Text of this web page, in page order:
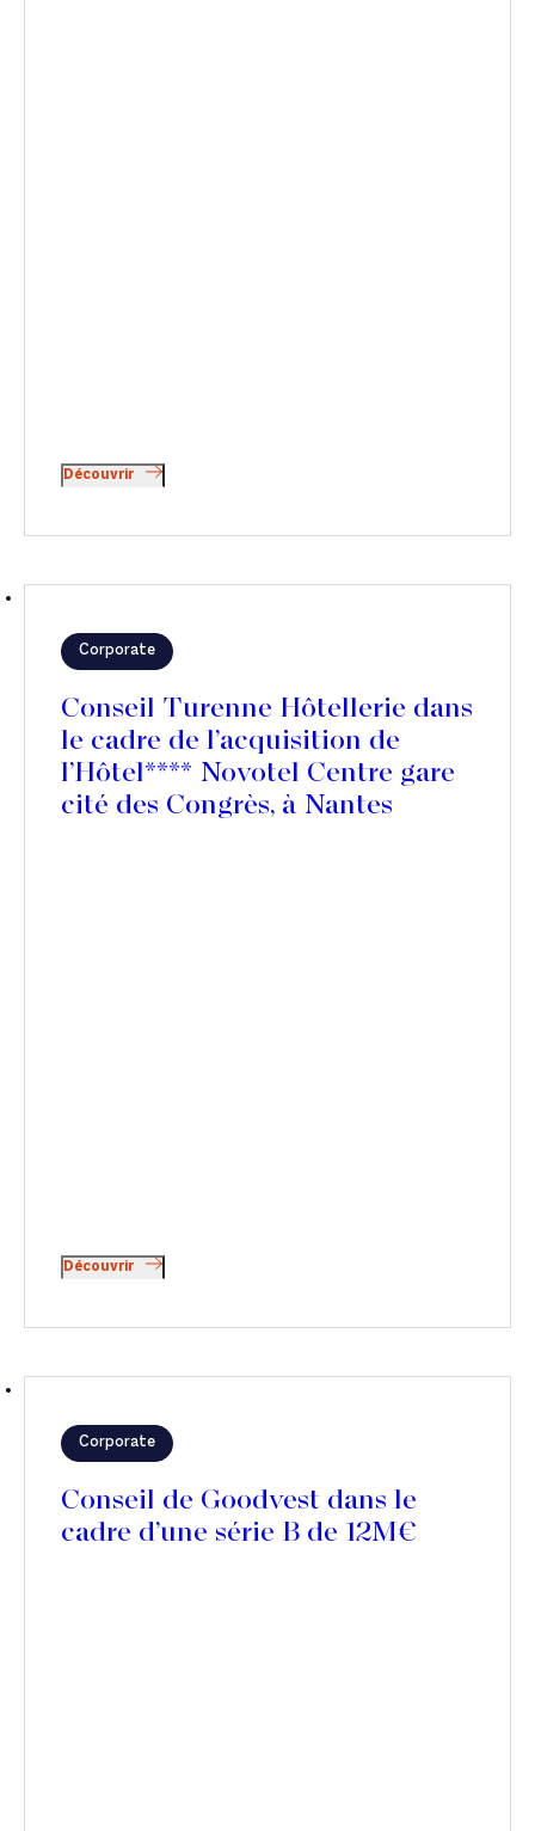
Découvrir
Corporate
Conseil Turenne Hôtellerie dans
le cadre de l’acquisition de
l’Hôtel**** Novotel Centre gare
cité des Congrès, à Nantes
Découvrir
Corporate
Conseil de Goodvest dans le
cadre d’une série B de 12M€